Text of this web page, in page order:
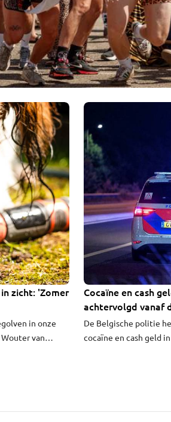
zicht: 'Zomer
in onze
van
Cocaïne en cash
achtervolgd vanaf
De Belgische politie
cocaïne en cash geld
met een crash in